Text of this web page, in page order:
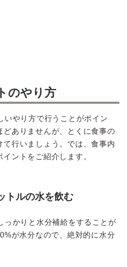
のやり方
いやり方で行うことがポイン
どありませんが、とくに食事の
行いましょう。では、食事内
ントをご紹介します。
トルの水を飲む
っかりと水分補給をすることが
が水分なので、絶対的に水分